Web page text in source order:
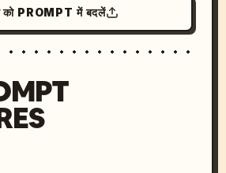
को PROMPT में बदलें